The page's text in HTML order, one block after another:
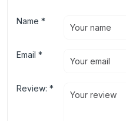
Review: *
Name *
Email *